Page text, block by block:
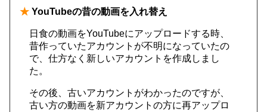
★ YouTubeの昔の動画を入れ替え
日食の動画をYouTubeにアップロードする時、
昔作っていたアカウントが不明になっていたの
で、仕方なく新しいアカウントを作成しまし
た。
その後、古いアカウントがわかったのですが、
古い方の動画を新アカウントの方に再アップロ